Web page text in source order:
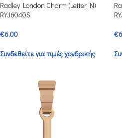
Radley London Charm (Letter N)
RYJ6040S
€6.00
Συνδεθείτε για τιμές χονδρικής
€